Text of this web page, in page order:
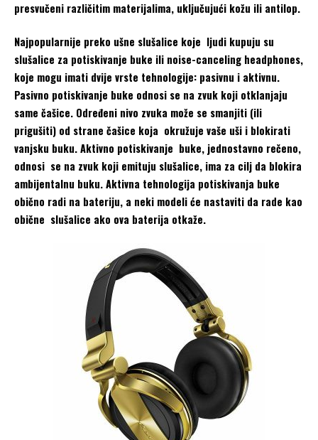
presvučeni različitim materijalima, uključujući kožu ili antilop.
Najpopularnije preko ušne slušalice koje ljudi kupuju su
slušalice za potiskivanje buke ili noise-canceling headphones,
koje mogu imati dvije vrste tehnologije: pasivnu i aktivnu.
Pasivno potiskivanje buke odnosi se na zvuk koji otklanjaju
same čašice. Određeni nivo zvuka može se smanjiti (ili
prigušiti) od strane čašice koja okružuje vaše uši i blokirati
vanjsku buku. Aktivno potiskivanje buke, jednostavno rečeno,
odnosi se na zvuk koji emituju slušalice, ima za cilj da blokira
ambijentalnu buku. Aktivna tehnologija potiskivanja buke
obično radi na bateriju, a neki modeli će nastaviti da rade kao
obične slušalice ako ova baterija otkaže.